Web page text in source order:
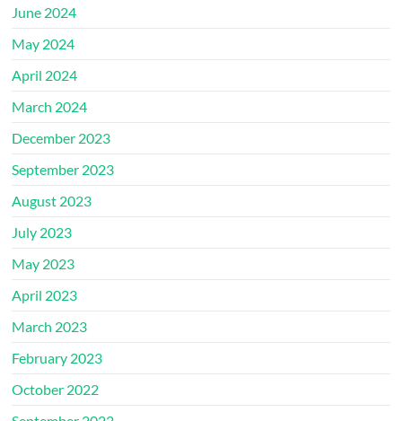
June 2024
May 2024
April 2024
March 2024
December 2023
September 2023
August 2023
July 2023
May 2023
April 2023
March 2023
February 2023
October 2022